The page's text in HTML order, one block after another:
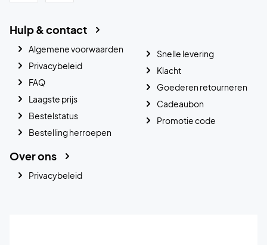
Hulp & contact
Algemene voorwaarden
Privacybeleid
FAQ
Laagste prijs
Bestelstatus
Bestelling herroepen
Snelle levering
Klacht
Goederen retourneren
Cadeaubon
Promotie code
Over ons
Privacybeleid